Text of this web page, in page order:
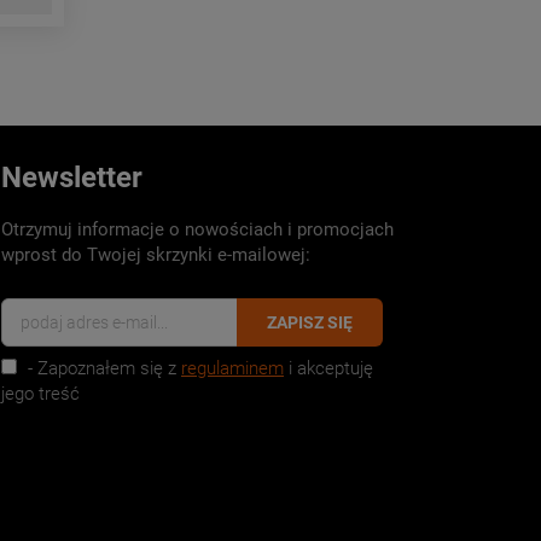
Newsletter
Otrzymuj informacje o nowościach i promocjach
wprost do Twojej skrzynki e-mailowej:
ZAPISZ SIĘ
- Zapoznałem się z regulaminem i akceptuję
jego treść